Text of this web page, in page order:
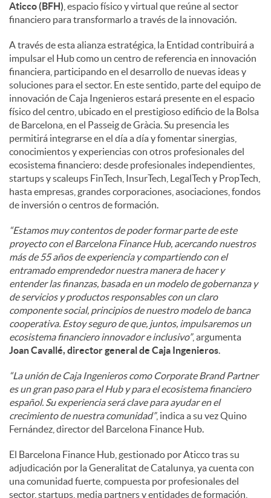
Aticco (BFH) , espacio físico y virtual que reúne al sector
financiero para transformarlo a través de la innovación.
A través de esta alianza estratégica, la Entidad contribuirá a
impulsar el Hub como un centro de referencia en innovación
financiera, participando en el desarrollo de nuevas ideas y
soluciones para el sector. En este sentido, parte del equipo de
innovación de Caja Ingenieros estará presente en el espacio
físico del centro, ubicado en el prestigioso edificio de la Bolsa
de Barcelona, en el Passeig de Gràcia. Su presencia les
permitirá integrarse en el día a día y fomentar sinergias,
conocimientos y experiencias con otros profesionales del
ecosistema financiero: desde profesionales independientes,
startups y scaleups FinTech, InsurTech, LegalTech y PropTech,
hasta empresas, grandes corporaciones, asociaciones, fondos
de inversión o centros de formación.
“Estamos muy contentos de poder formar parte de este
proyecto con el Barcelona Finance Hub, acercando nuestros
más de 55 años de experiencia y compartiendo con el
entramado emprendedor nuestra manera de hacer y
entender las finanzas, basada en un modelo de gobernanza y
de servicios y productos responsables con un claro
componente social, principios de nuestro modelo de banca
cooperativa. Estoy seguro de que, juntos, impulsaremos un
ecosistema financiero innovador e inclusivo”, argumenta
Joan Cavallé, director general de Caja Ingenieros.
“La unión de Caja Ingenieros como Corporate Brand Partner
es un gran paso para el Hub y para el ecosistema financiero
español. Su experiencia será clave para ayudar en el
crecimiento de nuestra comunidad”, indica a su vez Quino
Fernández, director del Barcelona Finance Hub.
El Barcelona Finance Hub, gestionado por Aticco tras su
adjudicación por la Generalitat de Catalunya, ya cuenta con
una comunidad fuerte, compuesta por profesionales del
sector, startups, media partners y entidades de formación,